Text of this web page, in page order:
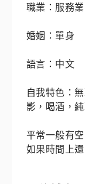
職業：服務業
婚姻：單身
語言：中文
自我特色：
影，喝酒，
平常一般有
如果時間上